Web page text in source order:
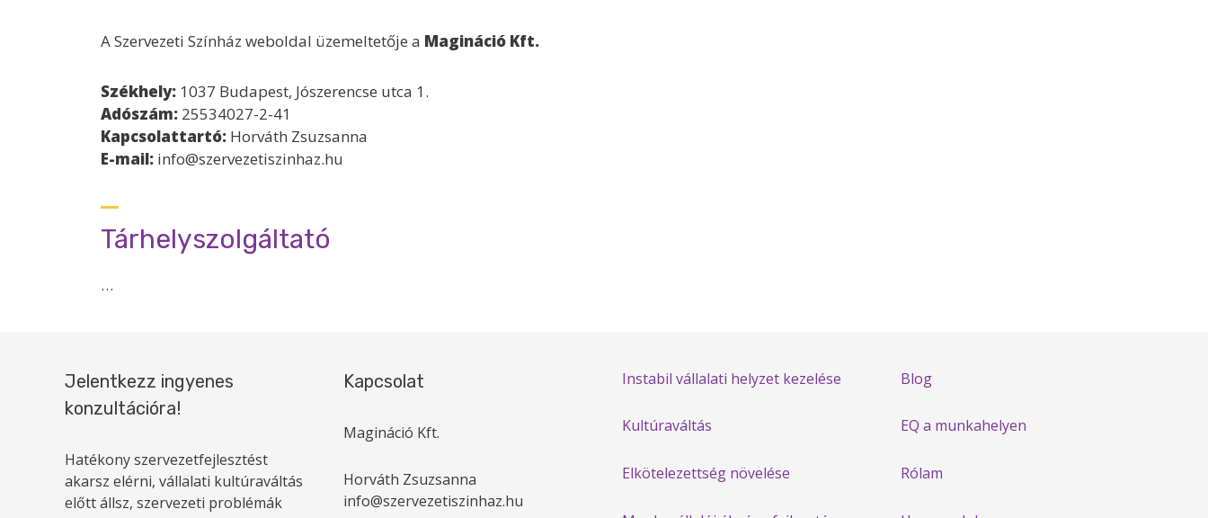
A Szervezeti Színház weboldal üzemeltetője a Magináció Kft.
Székhely: 1037 Budapest, Jószerencse utca 1.
Adószám: 25534027-2-41
Kapcsolattartó: Horváth Zsuzsanna
E-mail: info@szervezetiszinhaz.hu
Tárhelyszolgáltató
…
Jelentkezz ingyenes
konzultációra!
Hatékony szervezetfejlesztést
akarsz elérni, vállalati kultúraváltás
előtt állsz, szervezeti problémák
Kapcsolat
Magináció Kft.
Horváth Zsuzsanna
info@szervezetiszinhaz.hu
Instabil vállalati helyzet kezelése
Kultúraváltás
Elkötelezettség növelése
Blog
EQ a munkahelyen
Rólam